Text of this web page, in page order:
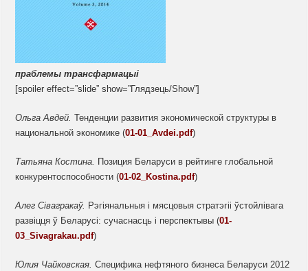
праблемытрансфармацыі
[spoiler effect=”slide” show=”Глядзець/Show”]
ОльгаАвдей.Тенденции развития экономической структуры в
национальной экономике (01-01_Avdei.pdf)
Татьяна Костина. Позиция Беларуси в рейтинге глобальной
конкурентоспособности (01-02_Kostina.pdf)
АлегСівагракаў. Рэгіянальныя і мясцовыя стратэгіі ўстойлівага
развіцця ў Беларусі: сучаснасць і перспектывы (01-
03_Sivagrakau.pdf)
Юлия Чайковская.Специфика нефтяного бизнеса Беларуси 2012